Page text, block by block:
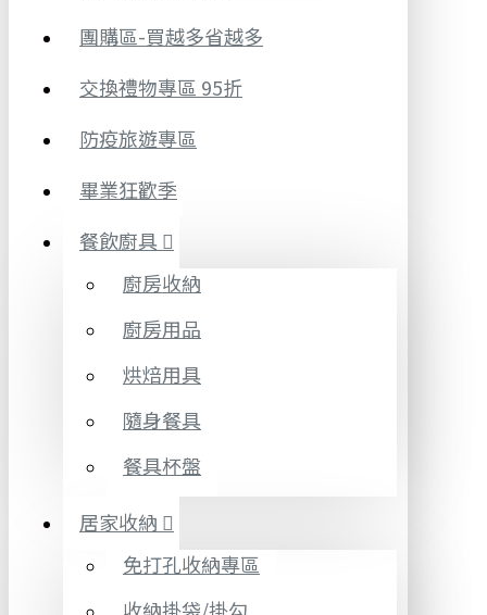
團購區-買越多省越多
交換禮物專區 95折
防疫旅遊專區
畢業狂歡季
餐飲廚具
廚房收納
廚房用品
烘焙用具
隨身餐具
餐具杯盤
居家收納
免打孔收納專區